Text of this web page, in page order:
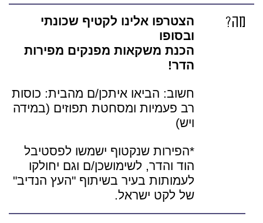
מה?
הצטרפו אלינו לקטיף שכונתי
ובסופו
הכנת משקאות מפנקים מפירות
הדר!
חשוב: הביאו איתכן/ם מהבית: כוסות
רב פעמיות ומסחטת תפוזים (במידה
ויש)
*הפירות שנקטוף ישמשו לפסטיבל
הוד והדר, לשימושכן/ם וגם יחולקו
לעמותות בעיר בשיתוף "העץ הנדיב"
של לקט ישראל.